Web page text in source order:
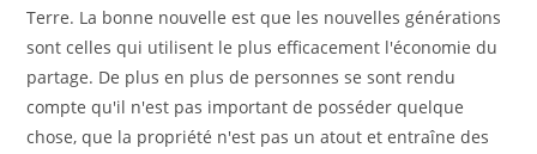
Terre. La bonne nouvelle est que les nouvelles générations
sont celles qui utilisent le plus efficacement l'économie du
partage. De plus en plus de personnes se sont rendu
compte qu'il n'est pas important de posséder quelque
chose, que la propriété n'est pas un atout et entraîne des